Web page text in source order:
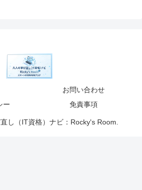
お問い合わせ
ー
免責事項
し（IT資格）ナビ：Rocky's Room.